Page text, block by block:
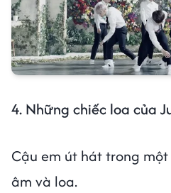
4. Những chiếc loa của
Cậu em út hát trong
âm và loa.